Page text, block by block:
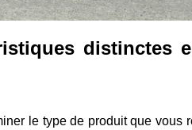
distinctes
le type de produit que vous